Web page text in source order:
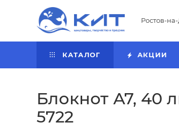
Ростов-
КАТАЛОГ АКЦИИ
Блокнот А7, 40
5722